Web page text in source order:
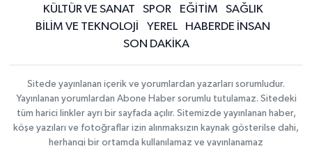
KÜLTÜR VE SANAT
SPOR EĞİTİM
SAĞLIK
BİLİM VE TEKNOLOJİ
YEREL
HABERDE İNSAN
SON DAKİKA
Sitede yayınlanan içerik ve yorumlardan yazarları sorumludur.
Yayınlanan yorumlardan Abone Haber sorumlu tutulamaz. Sitedeki
tüm harici linkler ayrı bir sayfada açılır. Sitemizde yayınlanan haber,
köşe yazıları ve fotoğraflar izin alınmaksızın kaynak gösterilse dahi,
herhangi bir ortamda kullanılamaz ve yayınlanamaz